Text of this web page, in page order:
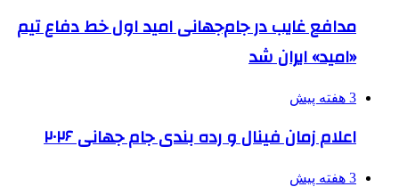
مدافع غایب در جام‌جهانی امید اول خط دفاع تیم
«امید» ایران شد
3 هفته پیش
اعلام زمان فینال و رده بندی جام جهانی ۲۰۲۶
3 هفته پیش